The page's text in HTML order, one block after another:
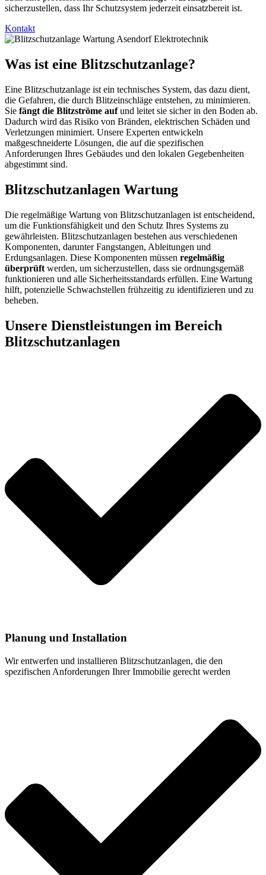
sicherzustellen, dass Ihr Schutzsystem jederzeit einsatzbereit ist.
Kontakt
Was ist eine Blitzschutzanlage?
Eine Blitzschutzanlage ist ein technisches System, das dazu dient,
die Gefahren, die durch Blitzeinschläge entstehen, zu minimieren.
Sie fängt die Blitzströme aufund leitet sie sicher in den Boden ab.
Dadurch wird das Risiko von Bränden, elektrischen Schäden und
Verletzungen minimiert. Unsere Experten entwickeln
maßgeschneiderte Lösungen, die auf die spezifischen
Anforderungen Ihres Gebäudes und den lokalen Gegebenheiten
abgestimmt sind.
Blitzschutzanlagen Wartung
Die regelmäßige Wartung von Blitzschutzanlagen ist entscheidend,
um die Funktionsfähigkeit und den Schutz Ihres Systems zu
gewährleisten. Blitzschutzanlagen bestehen aus verschiedenen
Komponenten, darunter Fangstangen, Ableitungen und
Erdungsanlagen. Diese Komponenten müssen regelmäßig
überprüft werden, um sicherzustellen, dass sie ordnungsgemäß
funktionieren und alle Sicherheitsstandards erfüllen. Eine Wartung
hilft, potenzielle Schwachstellen frühzeitig zu identifizieren und zu
beheben.
Unsere Dienstleistungen im Bereich
Blitzschutzanlagen
Planung und Installation
Wir entwerfen und installieren Blitzschutzanlagen, die den
spezifischen Anforderungen Ihrer Immobilie gerecht werden